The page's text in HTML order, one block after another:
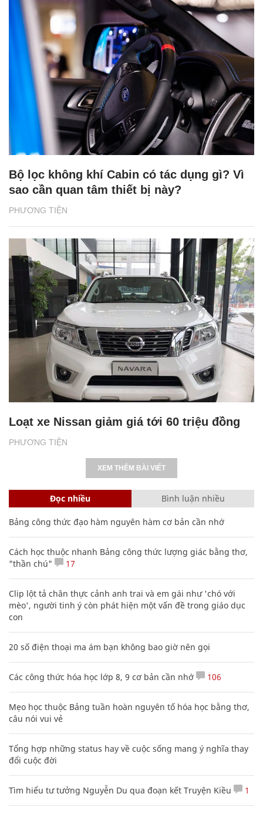
PHƯƠNG TIỆN
Bộ lọc không khí Cabin có tác dụng gì? Vì
sao cần quan tâm thiết bị này?
PHƯƠNG TIỆN
Loạt xe Nissan giảm giá tới 60 triệu đồng
XEM THÊM BÀI VIẾT
Đọc nhiều Bình luận nhiều
Bảng công thức đạo hàm nguyên hàm cơ bản cần nhớ
Cách học thuộc nhanh Bảng công thức lượng giác bằng thơ,
"thần chú"
17
Clip lột tả chân thực cảnh anh trai và em gái như 'chó với
mèo', người tinh ý còn phát hiện một vấn đề trong giáo dục
con
20 số điện thoại ma ám bạn không bao giờ nên gọi
Các công thức hóa học lớp 8, 9 cơ bản cần nhớ 106
Mẹo học thuộc Bảng tuần hoàn nguyên tố hóa học bằng thơ,
câu nói vui vẻ
Tổng hợp những status hay về cuộc sống mang ý nghĩa thay
đổi cuộc đời
Tìm hiểu tư tưởng Nguyễn Du qua đoạn kết Truyện Kiều 1